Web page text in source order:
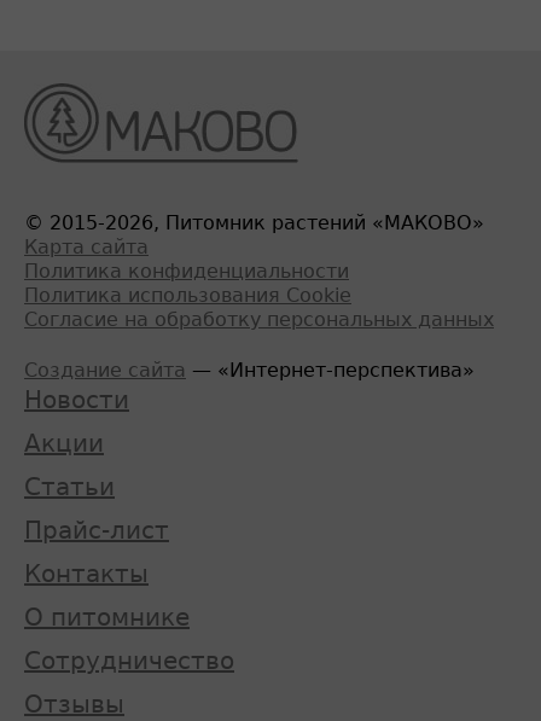
© 2015-2026, Питомник растений «МАКОВО»
Карта сайта
Политика конфиденциальности
Политика использования Cookie
Согласие на обработку персональных данных
Создание сайта — «Интернет-перспектива»
Новости
Акции
Статьи
Прайс-лист
Контакты
О питомнике
Сотрудничество
Отзывы